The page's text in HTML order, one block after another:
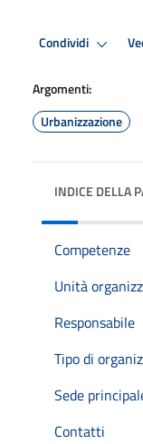
Condividi
Argomenti:
Urbanizzazione
INDICE DELLA
Competenze
Unità
Responsabile
Tipo di
Sede
Contatti